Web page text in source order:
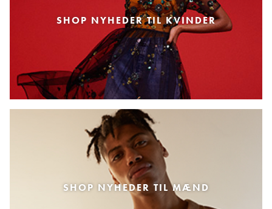
SHOP NYHEDER TIL KVINDER
SHOP NYHEDER TIL MÆND